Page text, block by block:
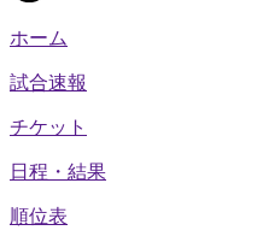
ホーム
試合速報
チケット
日程・結果
順位表